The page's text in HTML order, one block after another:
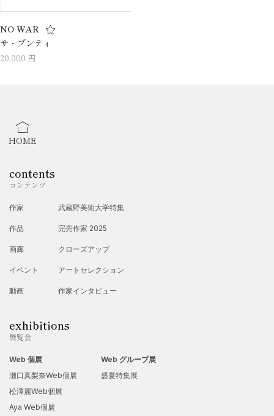
NO WAR
サ・ブンティ
20,000 円
HOME
contents
コンテンツ
作家
作品
画廊
イベント
動画
武蔵野美術大学特集
完売作家 2025
クローズアップ
アートセレクション
作家インタビュー
exhibitions
展覧会
Web 個展
瀬口真梨奈Web個展
松澤麗Web個展
Aya Web個展
Web グループ展
盛夏特集展